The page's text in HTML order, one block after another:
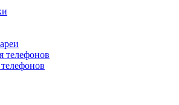
телефонов